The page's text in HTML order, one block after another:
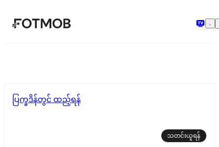
အဓိကအကြောင်းအရာသို့ ကျော်သွားရန်
ပြက္ခဒိန်တွင် ထည့်ရန်
သတင်းယူရန်